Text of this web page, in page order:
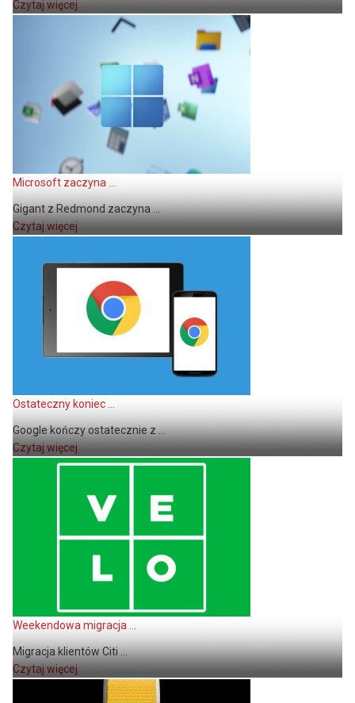
Czytaj więcej
Microsoft zaczyna ...
Gigant z Redmond zaczyna ...
Czytaj więcej
Ostateczny koniec ...
Google kończy ostatecznie z ...
Czytaj więcej
Weekendowa migracja ...
Migracja klientów Citi ...
Czytaj więcej